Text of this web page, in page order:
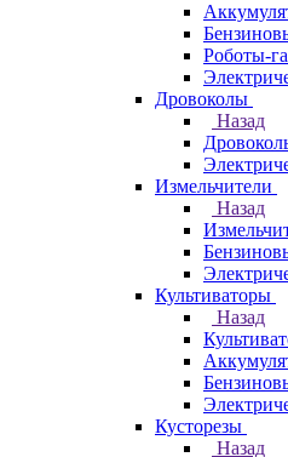
Роботы-
Дровоколы
Назад
Измельчители
Назад
Культиваторы
Назад
Кусторезы
Назад